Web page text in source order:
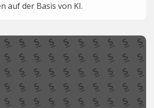
auf der Basis von KI.